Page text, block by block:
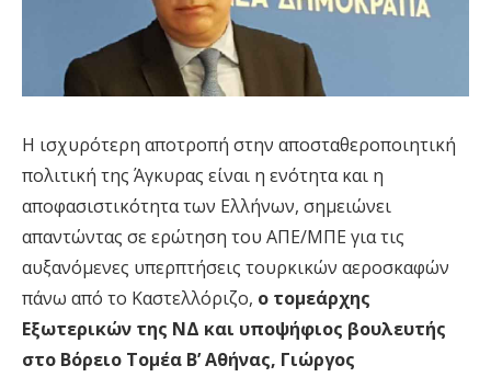
Η ισχυρότερη αποτροπή στην αποσταθεροποιητική
πολιτική της Άγκυρας είναι η ενότητα και η
αποφασιστικότητα των Ελλήνων, σημειώνει
απαντώντας σε ερώτηση του ΑΠΕ/ΜΠΕ για τις
αυξανόμενες υπερπτήσεις τουρκικών αεροσκαφών
πάνω από το Καστελλόριζο, ο τομεάρχης
Εξωτερικών της ΝΔ και υποψήφιος βουλευτής
στο Βόρειο Τομέα Β’ Αθήνας, Γιώργος